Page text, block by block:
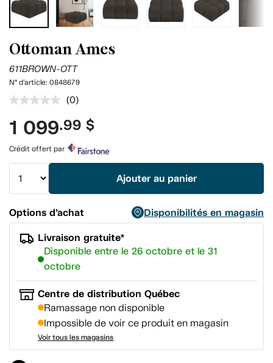
Ottoman Ames
611BROWN-OTT
N° d'article: 0848679
Aucune
pour
ce
produit.
Lien
vers
page.
(0)
1 099.99 $
Crédit offert par
Ajouter au panier
Options d’achat
Disponibilités en magasin
Livraison gratuite*
Disponible entre le 26 octobre et le 31
octobre
Centre de distribution Québec
Ramassage non disponible
Impossible de voir ce produit en magasin
Voir tous les magasins